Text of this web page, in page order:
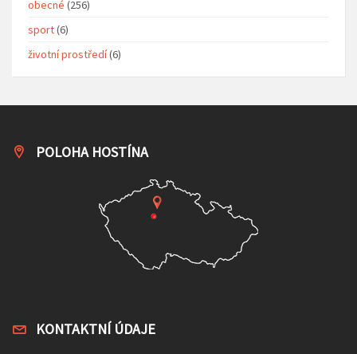
obecné (256)
sport(6)
životní prostředí(6)
POLOHA HOSTÍNA
KONTAKTNÍ ÚDAJE